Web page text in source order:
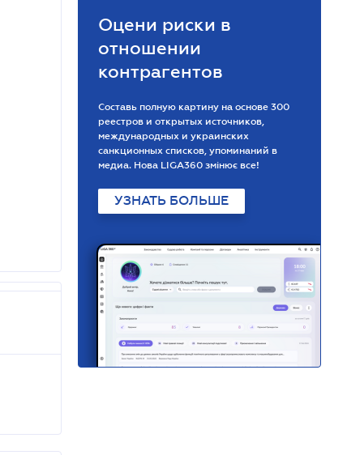
Оцени риски в
отношении
контрагентов
Составь полную картину на основе 300
реестров и открытых источников,
международных и украинских
санкционных списков, упоминаний в
медиа. Нова LIGA360 змінює все!
УЗНАТЬ БОЛЬШЕ